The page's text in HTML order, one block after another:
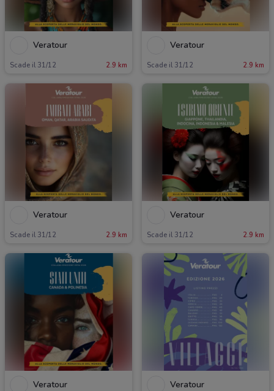
Veratour
Scade il 31/12 2.9 km
Veratour
Scade il 31/12 2.9 km
Veratour
Scade il 31/12 2.9 km
Veratour
Scade il 31/12 2.9 km
Veratour Veratour